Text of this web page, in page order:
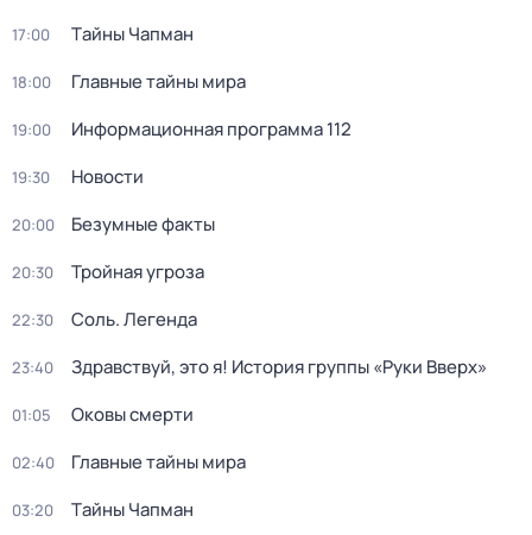
17:00 Тaйны Чапман
18:00 Главные тайны мира
19:00 Информационная программа 112
19:30 Новости
20:00 Бeзумные фaкты
20:30 Тройная угроза
22:30 Соль. Легенда
23:40 Здравствуй, это я! История группы «Руки Вверх»
01:05 Оковы смерти
02:40 Главные тайны мира
03:20 Тaйны Чапман